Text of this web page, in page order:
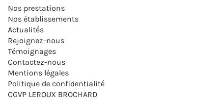
Nos prestations
Nos établissements
Actualités
Rejoignez-nous
Témoignages
Contactez-nous
Mentions légales
Politique de confidentialité
CGVP LEROUX BROCHARD